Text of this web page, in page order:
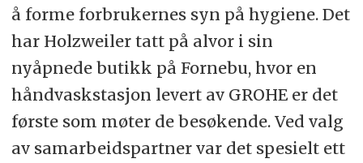
å forme forbrukernes syn på hygiene. Det
har Holzweiler tatt på alvor i sin
nyåpnede butikk på Fornebu, hvor en
håndvaskstasjon levert av GROHE er det
første som møter de besøkende. Ved valg
av samarbeidspartner var det spesielt ett